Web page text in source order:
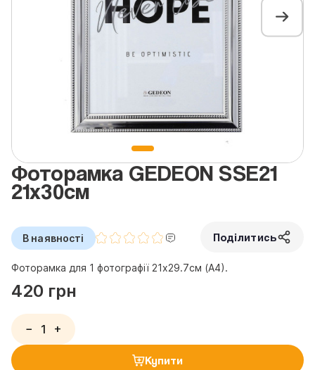
Фоторамка GEDEON SSE21
21x30см
В наявності Поділитись
Фоторамка для 1 фотографії 21x29.7см (А4).
420 грн
− +
Купити